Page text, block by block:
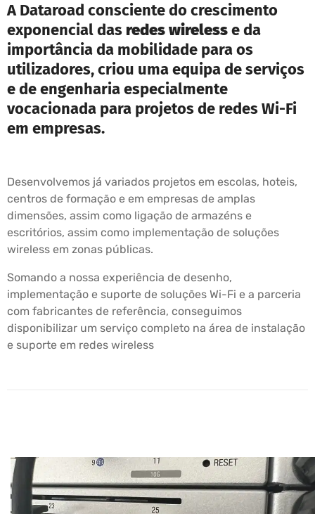
A Dataroad consciente do crescimento
exponencial das redes wirelesse da
importância da mobilidade para os
utilizadores, criou uma equipa de serviços
e de engenharia especialmente
vocacionada para projetos de redes Wi-Fi
em empresas.
Desenvolvemos já variados projetos em escolas, hoteis,
centros de formação e em empresas de amplas
dimensões, assim como ligação de armazéns e
escritórios, assim como implementação de soluções
wireless em zonas públicas.
Somando a nossa experiência de desenho,
implementação e suporte de soluções Wi-Fi e a parceria
com fabricantes de referência, conseguimos
disponibilizar um serviço completo na área de instalação
e suporte em redes wireless